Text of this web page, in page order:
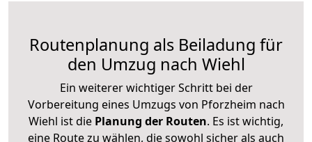
Routenplanung als Beiladung für
den Umzug nach Wiehl
Ein weiterer wichtiger Schritt bei der
Vorbereitung eines Umzugs von Pforzheim nach
Wiehl ist die Planung der Routen. Es ist wichtig,
eine Route zu wählen, die sowohl sicher als auch